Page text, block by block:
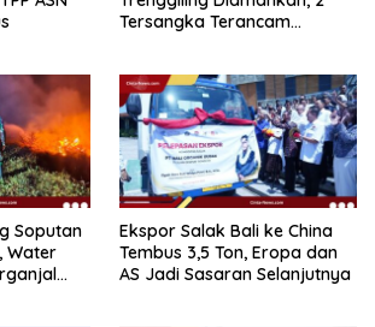
Tersangka Terancam
Soputan
Water
Ekspor Salak Bali ke China
Tembus 3,5 Ton, Eropa dan
AS Jadi Sasaran Selanjutnya